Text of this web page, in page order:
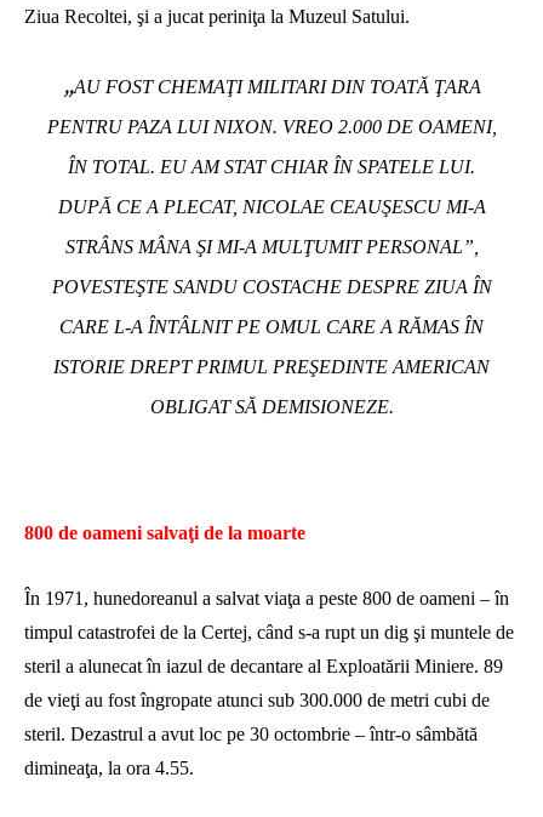
Ziua Recoltei, şi a jucat periniţa la Muzeul Satului.
„AU FOST CHEMAŢI MILITARI DIN TOATĂ ŢARA
PENTRU PAZA LUI NIXON. VREO 2.000 DE OAMENI,
ÎN TOTAL. EU AM STAT CHIAR ÎN SPATELE LUI.
DUPĂ CE A PLECAT, NICOLAE CEAUŞESCU MI-A
STRÂNS MÂNA ŞI MI-A MULŢUMIT PERSONAL”
POVESTEŞTE SANDU COSTACHE DESPRE ZIUA ÎN
CARE L-A ÎNTÂLNIT PE OMUL CARE A RĂMAS ÎN
ISTORIE DREPT PRIMUL PREŞEDINTE AMERICAN
OBLIGAT SĂ DEMISIONEZE.
800 de oameni salvaţi de la moarte
În 1971, hunedoreanul a salvat viaţa a peste 800 de oameni – în
timpul catastrofei de la Certej, când s-a rupt un dig şi muntele de
steril a alunecat în iazul de decantare al Exploatării Miniere. 89
de vieţi au fost îngropate atunci sub 300.000 de metri cubi de
steril. Dezastrul a avut loc pe 30 octombrie – într-o sâmbătă
dimineaţa, la ora 4.55.